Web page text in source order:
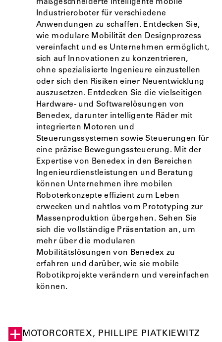
maßgeschneiderte intelligente mobile
Industrieroboter für verschiedene
Anwendungen zu schaffen. Entdecken Sie,
wie modulare Mobilität den Designprozess
vereinfacht und es Unternehmen ermöglicht,
sich auf Innovationen zu konzentrieren,
ohne spezialisierte Ingenieure einzustellen
oder sich den Risiken einer Neuentwicklung
auszusetzen. Entdecken Sie die vielseitigen
Hardware- und Softwarelösungen von
Benedex, darunter intelligente Räder mit
integrierten Motoren und
Steuerungssystemen sowie Steuerungen für
eine präzise Bewegungssteuerung. Mit der
Expertise von Benedex in den Bereichen
Ingenieurdienstleistungen und Beratung
können Unternehmen ihre mobilen
Roboterkonzepte effizient zum Leben
erwecken und nahtlos vom Prototyping zur
Massenproduktion übergehen. Sehen Sie
sich die vollständige Präsentation an, um
mehr über die modularen
Mobilitätslösungen von Benedex zu
erfahren und darüber, wie sie mobile
Robotikprojekte verändern und vereinfachen
können.
MOTORCORTEX, PHILLIPE PIATKIEWITZ